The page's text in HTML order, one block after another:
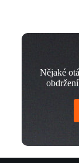
Nějaké